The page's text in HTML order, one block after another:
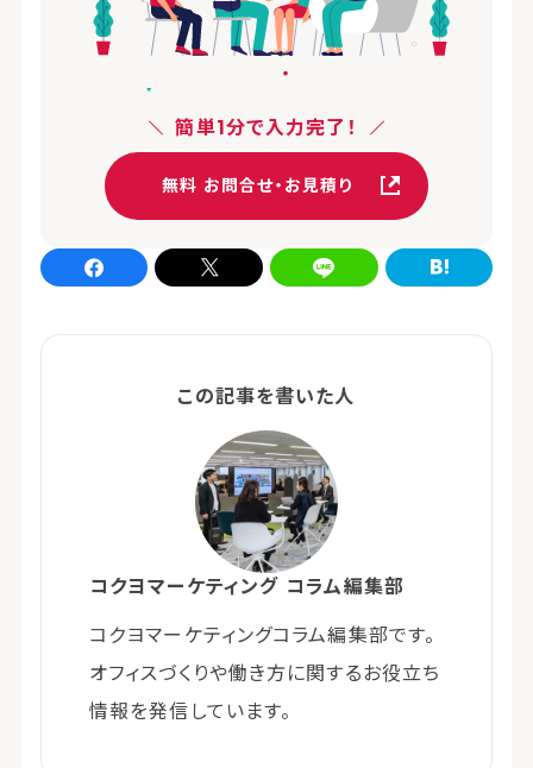
簡単1分で入力完了！
無料 お問合せ・お見積り
この記事を書いた人
コクヨマーケティング コラム編集部
コクヨマーケティングコラム編集部です。
オフィスづくりや働き方に関するお役立ち
情報を発信しています。